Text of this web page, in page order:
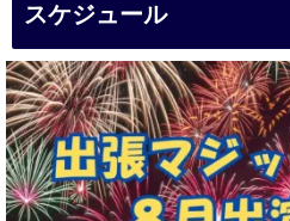
スケジュール